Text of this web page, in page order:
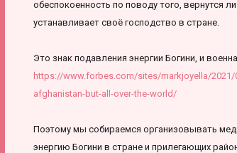
обеспокоенность по поводу того, вернутся
устанавливает своё господство в стране.
Это знак подавления энергии Богини, и
https://www.forbes.com/sites/markjoyella/
afghanistan-but-all-over-the-world/
Поэтому мы собираемся организовывать
энергию Богини в стране и прилегающих